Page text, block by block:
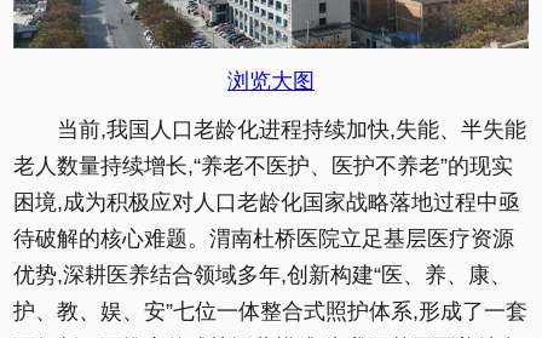
浏览大图
当前,我国人口老龄化进程持续加快,失能、半失能
老人数量持续增长,“养老不医护、医护不养老”的现实
困境,成为积极应对人口老龄化国家战略落地过程中亟
待破解的核心难题。渭南杜桥医院立足基层医疗资源
优势,深耕医养结合领域多年,创新构建“医、养、康、
护、教、娱、安”七位一体整合式照护体系,形成了一套